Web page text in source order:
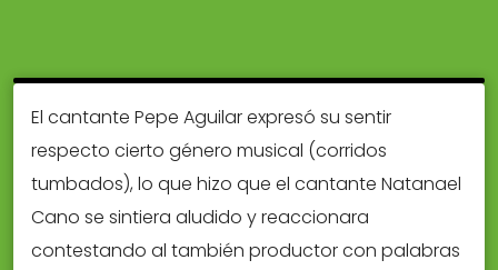
El cantante Pepe Aguilar expresó su sentir
respecto cierto género musical (corridos
tumbados), lo que hizo que el cantante Natanael
Cano se sintiera aludido y reaccionara
contestando al también productor con palabras